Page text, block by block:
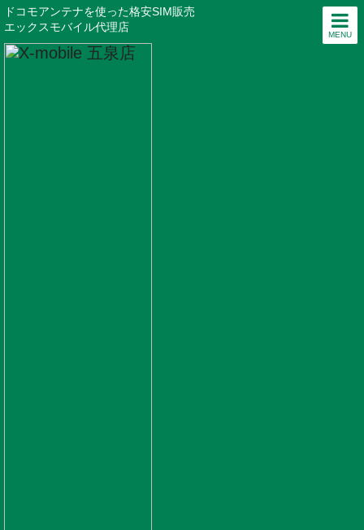
MENU
ドコモアンテナを使った格安SIM販売
エックスモバイル代理店